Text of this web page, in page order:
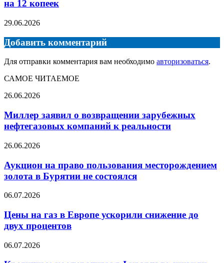
на 12 копеек
29.06.2026
Добавить комментарий
Для отправки комментария вам необходимо авторизоваться.
САМОЕ ЧИТАЕМОЕ
Миллер
о
возвращении
зарубежных
компаний
реальности
26.06.2026
Миллер заявил о возвращении зарубежных
нефтегазовых компаний к реальности
Аукцион
право
пользования
месторождением
в
не
состоялся
26.06.2026
Аукцион на право пользования месторождением
золота в Бурятии не состоялся
Цены
газ
в
Европе
снижение
06.07.2026
Цены на газ в Европе ускорили снижение до
двух процентов
Кредитные
06.07.2026